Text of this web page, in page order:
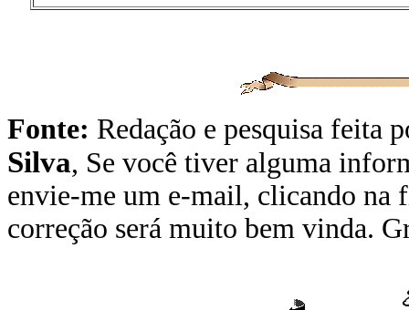
Fonte: Redação e pesquisa feita
Silva, Se você tiver alguma
envie-me um e-mail, clicando na
correção será muito bem vinda.